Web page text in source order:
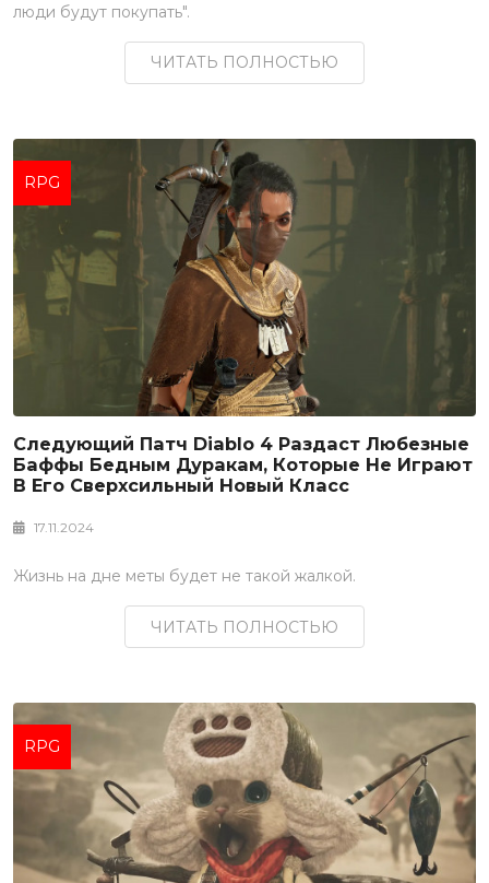
люди будут покупать".
ЧИТАТЬ ПОЛНОСТЬЮ
RPG
Следующий Патч Diablo 4 Раздаст Любезные
Баффы Бедным Дуракам, Которые Не Играют
В Его Сверхсильный Новый Класс
17.11.2024
Жизнь на дне меты будет не такой жалкой.
ЧИТАТЬ ПОЛНОСТЬЮ
RPG